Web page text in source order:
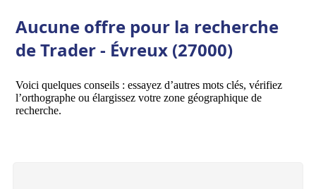
Aucune offre pour la recherche
de Trader - Évreux (27000)
Voici quelques conseils : essayez d’autres mots clés, vérifiez
l’orthographe ou élargissez votre zone géographique de
recherche.